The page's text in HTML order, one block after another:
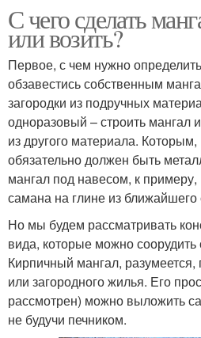
С чего сделать
или возить?
Первое, с чем нужно
обзавестись собственным
загородки из подручных
одноразовый – строить мангал
из другого материала. Которым,
обязательно должен быть
мангал под навесом, к
самана на глине из ближайшего
Но мы будем рассматривать
вида, которые можно
Кирпичный мангал, разумеется,
или загородного жилья. Его
рассмотрен) можно выложить
не будучи печником.